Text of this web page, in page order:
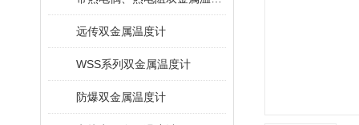
远传双金属温度计
WSS系列双金属温度计
防爆双金属温度计